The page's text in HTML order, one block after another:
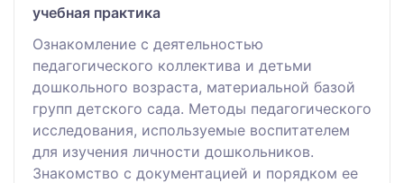
учебная практика
Ознакомление с деятельностью
педагогического коллектива и детьми
дошкольного возраста, материальной базой
групп детского сада. Методы педагогического
исследования, используемые воспитателем
для изучения личности дошкольников.
Знакомство с документацией и порядком ее